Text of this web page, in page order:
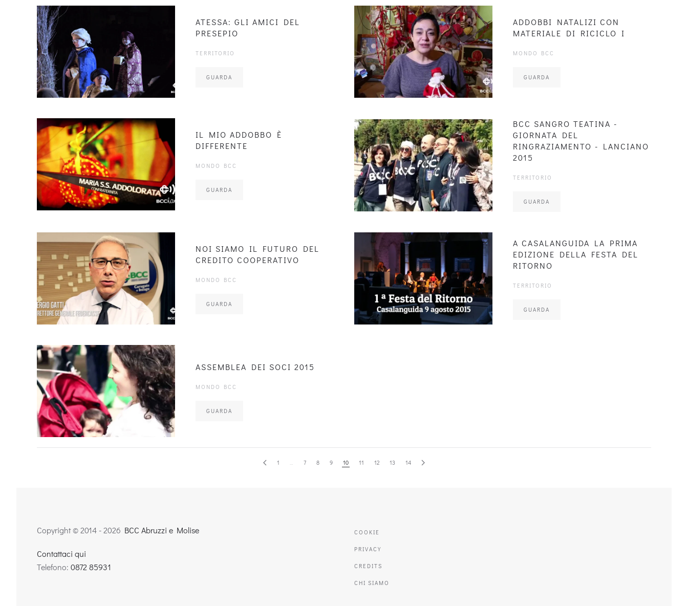
ATESSA: GLI AMICI DEL
PRESEPIO
TERRITORIO
GUARDA
ADDOBBI NATALIZI CON
MATERIALE DI RICICLO I
MONDO BCC
GUARDA
IL MIO ADDOBBO È
DIFFERENTE
MONDO BCC
GUARDA
BCC SANGRO TEATINA -
GIORNATA DEL
RINGRAZIAMENTO - LANCIANO
2015
TERRITORIO
GUARDA
NOI SIAMO IL FUTURO DEL
CREDITO COOPERATIVO
MONDO BCC
GUARDA
A CASALANGUIDA LA PRIMA
EDIZIONE DELLA FESTA DEL
RITORNO
TERRITORIO
GUARDA
ASSEMBLEA DEI SOCI 2015
MONDO BCC
GUARDA
1 … 7 8 9 10 11 12 13 14
Copyright © 2014 -2026 BCC Abruzzi e Molise
Contattaci qui
Telefono: 0872 85931
COOKIE
PRIVACY
CREDITS
CHI SIAMO